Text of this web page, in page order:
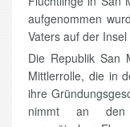
aufgenommen
Vaters auf der
Die Republik San
Mittlerrolle, die in
ihre
nimmt an den